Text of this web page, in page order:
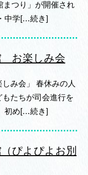
つり」が開催され
中学[…続き]
お楽しみ会
み会」 春休みの人
たちが司会進行を
初め[…続き]
ぴよぴよお別